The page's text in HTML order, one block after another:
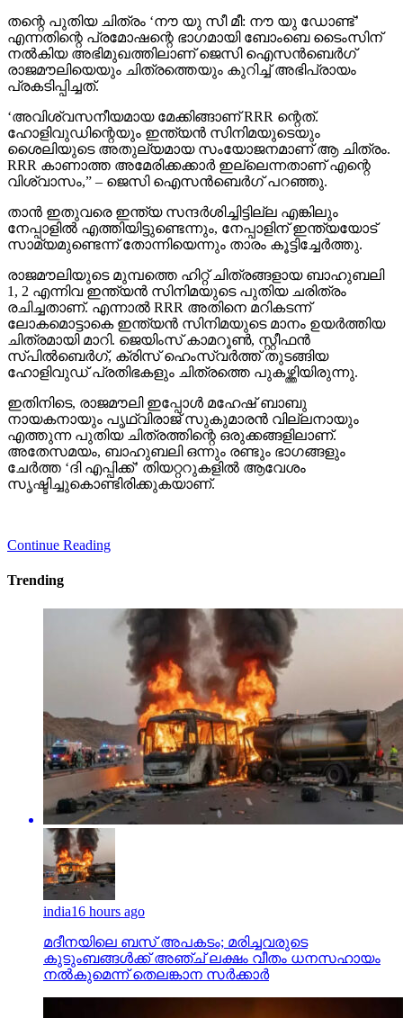
തന്റെ പുതിയ ചിത്രം ‘നൗ യു സീ മീ: നൗ യു ഡോണ്ട്’
എന്നതിന്റെ പ്രമോഷന്റെ ഭാഗമായി ബോംബെ ടൈംസിന്
നല്‍കിയ അഭിമുഖത്തിലാണ് ജെസി ഐസന്‍ബെര്‍ഗ്
രാജമൗലിയെയും ചിത്രത്തെയും കുറിച്ച് അഭിപ്രായം
പ്രകടിപ്പിച്ചത്.
‘അവിശ്വസനീയമായ മേക്കിങ്ങാണ് RRR ന്റെത്.
ഹോളിവുഡിന്റെയും ഇന്ത്യന്‍ സിനിമയുടെയും
ശൈലിയുടെ അതുല്യമായ സംയോജനമാണ് ആ ചിത്രം.
RRR കാണാത്ത അമേരിക്കക്കാര്‍ ഇല്ലെന്നതാണ് എന്റെ
വിശ്വാസം,” – ജെസി ഐസന്‍ബെര്‍ഗ് പറഞ്ഞു.
താന്‍ ഇതുവരെ ഇന്ത്യ സന്ദര്‍ശിച്ചിട്ടില്ല എങ്കിലും
നേപ്പാളില്‍ എത്തിയിട്ടുണ്ടെന്നും, നേപ്പാളിന് ഇന്ത്യയോട്
സാമ്യമുണ്ടെന്ന് തോന്നിയെന്നും താരം കൂട്ടിച്ചേര്‍ത്തു.
രാജമൗലിയുടെ മുമ്പത്തെ ഹിറ്റ് ചിത്രങ്ങളായ ബാഹുബലി
1, 2 എന്നിവ ഇന്ത്യന്‍ സിനിമയുടെ പുതിയ ചരിത്രം
രചിച്ചതാണ്. എന്നാല്‍ RRR അതിനെ മറികടന്ന്
ലോകമൊട്ടാകെ ഇന്ത്യന്‍ സിനിമയുടെ മാനം ഉയര്‍ത്തിയ
ചിത്രമായി മാറി. ജെയിംസ് കാമറൂണ്‍, സ്റ്റീഫന്‍
സ്പില്‍ബെര്‍ഗ്, ക്രിസ് ഹെംസ്വര്‍ത്ത് തുടങ്ങിയ
ഹോളിവുഡ് പ്രതിഭകളും ചിത്രത്തെ പുകഴ്ത്തിയിരുന്നു.
ഇതിനിടെ, രാജമൗലി ഇപ്പോള്‍ മഹേഷ് ബാബു
നായകനായും പൃഥ്വിരാജ് സുകുമാരന്‍ വില്ലനായും
എത്തുന്ന പുതിയ ചിത്രത്തിന്റെ ഒരുക്കങ്ങളിലാണ്.
അതേസമയം, ബാഹുബലി ഒന്നും രണ്ടും ഭാഗങ്ങളും
ചേര്‍ത്ത ‘ദി എപ്പിക്ക്’ തിയറ്ററുകളില്‍ ആവേശം
സൃഷ്ടിച്ചുകൊണ്ടിരിക്കുകയാണ്.
Continue Reading
Trending
india16 hours ago
മദീനയിലെ ബസ് അപകടം; മരിച്ചവരുടെ
കുടുംബങ്ങള്‍ക്ക് അഞ്ച് ലക്ഷം വീതം ധനസഹായം
നല്‍കുമെന്ന് തെലങ്കാന സര്‍ക്കാര്‍